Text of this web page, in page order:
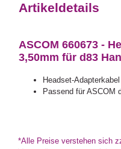
Artikeldetails
ASCOM 660673 -
3,50mm für d83
Headset-
Passend für ASCOM
*Alle Preise verstehen sich